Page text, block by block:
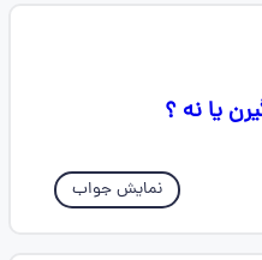
نمایش جواب